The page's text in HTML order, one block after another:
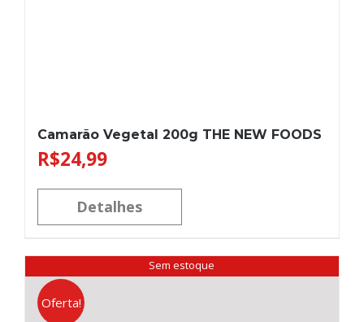
Camarão Vegetal 200g THE NEW FOODS
R$24,99
Detalhes
Oferta!
Sem estoque